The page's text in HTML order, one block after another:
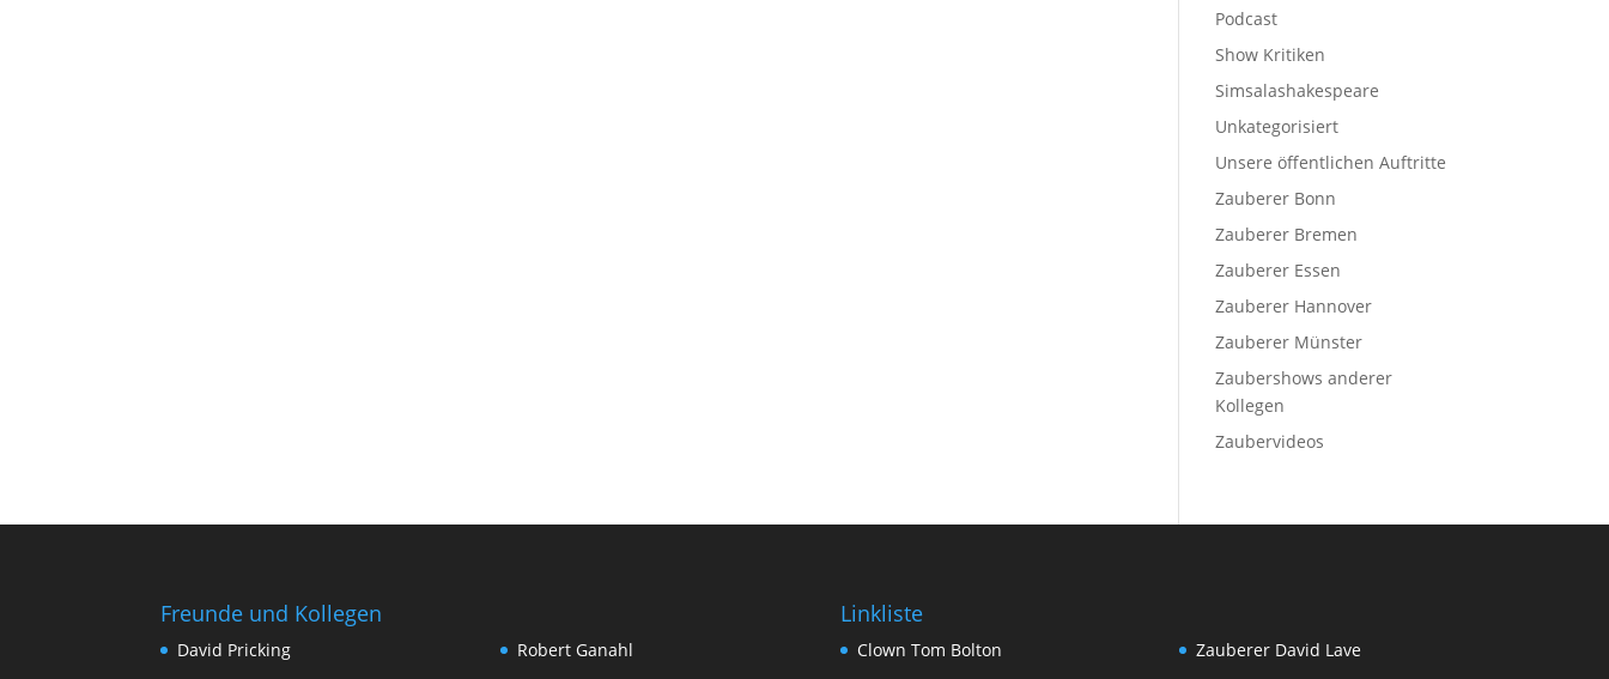
Podcast
Show Kritiken
Simsalashakespeare
Unkategorisiert
Unsere öffentlichen Auftritte
Zauberer Bonn
Zauberer Bremen
Zauberer Essen
Zauberer Hannover
Zauberer Münster
Zaubershows anderer
Kollegen
Zaubervideos
Freunde und Kollegen
David Pricking
Robert Ganahl
Linkliste
Clown Tom Bolton
Zauberer David Lave